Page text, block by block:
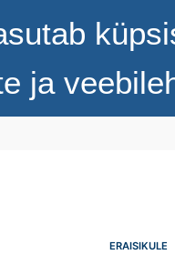
ja
ERAISIKULE